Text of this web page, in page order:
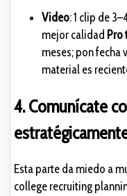
Video: 1 clip de
mejor calidad Pro
meses; pon fecha
material es
4. Comunícate
Esta parte da miedo a
college recruiting